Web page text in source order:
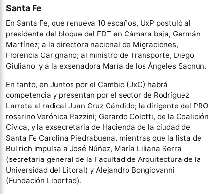
Santa Fe
En Santa Fe, que renueva 10 escaños, UxP postuló al
presidente del bloque del FDT en Cámara baja, Germán
Martínez; a la directora nacional de Migraciones,
Florencia Carignano; al ministro de Transporte, Diego
Giuliano; y a la exsenadora María de los Ángeles Sacnun.
En tanto, en Juntos por el Cambio (JxC) habrá
competencia y presentan por el sector de Rodríguez
Larreta al radical Juan Cruz Cándido; la dirigente del PRO
rosarino Verónica Razzini; Gerardo Colotti, de la Coalición
Cívica, y la exsecretaria de Hacienda de la ciudad de
Santa Fe Carolina Piedrabuena, mientras que la lista de
Bullrich impulsa a José Núñez, María Liliana Serra
(secretaria general de la Facultad de Arquitectura de la
Universidad del Litoral) y Alejandro Bongiovanni
(Fundación Libertad).